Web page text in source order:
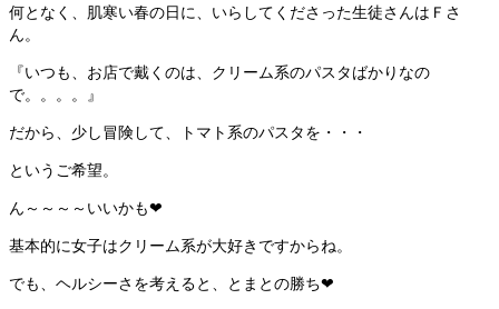
何となく、肌寒い春の日に、いらしてくださった生徒さんはＦさ
ん。
『いつも、お店で戴くのは、クリーム系のパスタばかりなの
で。。。。』
だから、少し冒険して、トマト系のパスタを・・・
というご希望。
ん～～～～いいかも❤
基本的に女子はクリーム系が大好きですからね。
でも、ヘルシーさを考えると、とまとの勝ち❤